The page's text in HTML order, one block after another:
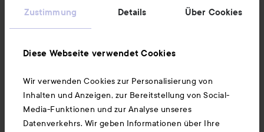
Zustimmung Details Über Cookies
Diese Webseite verwendet Cookies
Wir verwenden Cookies zur Personalisierung von
Inhalten und Anzeigen, zur Bereitstellung von Social-
Media-Funktionen und zur Analyse unseres
Datenverkehrs. Wir geben Informationen über Ihre
Informationen
Ebenfalls interessant
Unsere App herunterladen